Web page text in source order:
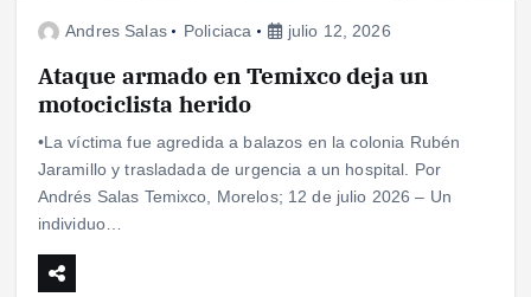
Andres Salas Policiaca julio 12, 2026
Ataque armado en Temixco deja un
motociclista herido
•La víctima fue agredida a balazos en la colonia Rubén
Jaramillo y trasladada de urgencia a un hospital. Por
Andrés Salas Temixco, Morelos; 12 de julio 2026 – Un
individuo…